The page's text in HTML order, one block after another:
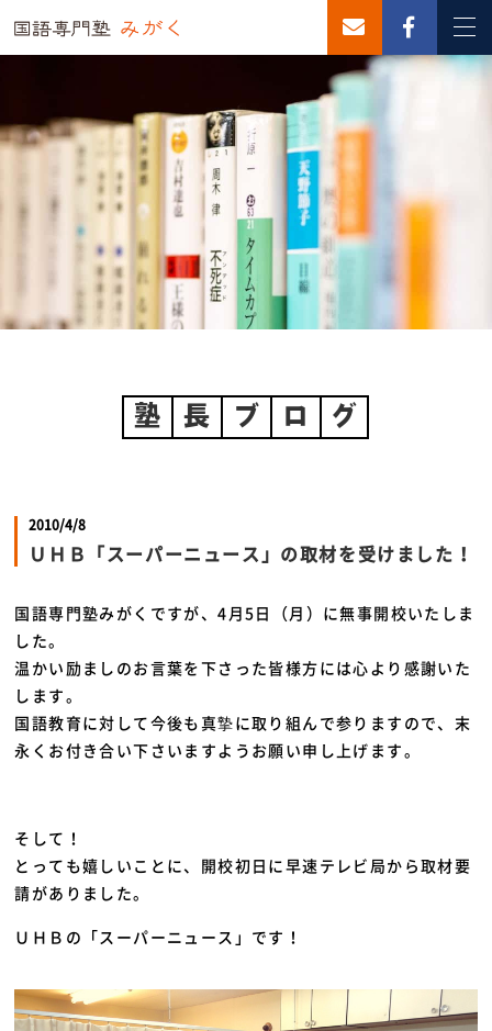
塾 長 ブ ロ グ
2010/4/8
ＵＨＢ「スーパーニュース」の取材を受けました！
国語専門塾みがくですが、4月5日（月）に無事開校いたしま
した。
温かい励ましのお言葉を下さった皆様方には心より感謝いた
します。
国語教育に対して今後も真摯に取り組んで参りますので、末
永くお付き合い下さいますようお願い申し上げます。
そして！
とっても嬉しいことに、開校初日に早速テレビ局から取材要
請がありました。
ＵＨＢの「スーパーニュース」です！